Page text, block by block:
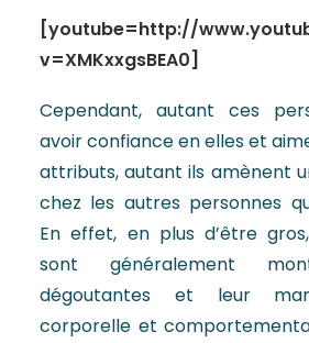
[youtube=http://
v=XMKxxgsBEA0]
Cependant, autant ces
avoir confiance en elles et
attributs, autant ils amènent
chez les autres personnes
En effet, en plus d’être
sont généralement
dégoutantes et leur
corporelle et